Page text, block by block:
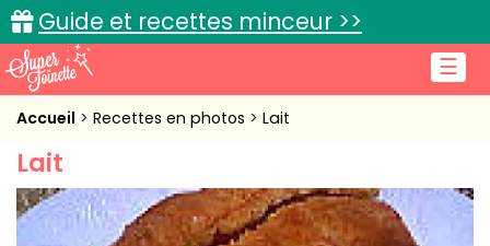
☰
Guide et recettes minceur >>
Accueil
Recettes de cuisine
Cuisine pratique
Accueil Recettes en photos Lait
Lait